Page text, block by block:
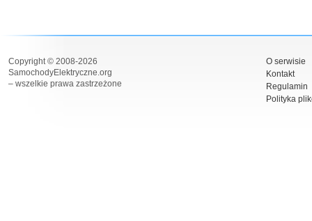
Copyright © 2008-2026
SamochodyElektryczne.org
– wszelkie prawa zastrzeżone
O serwisie
Kontakt
Regulamin
Polityka